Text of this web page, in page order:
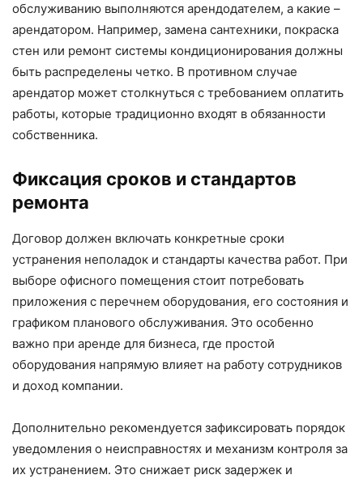
обслуживанию выполняются арендодателем, а какие –
арендатором. Например, замена сантехники, покраска
стен или ремонт системы кондиционирования должны
быть распределены четко. В противном случае
арендатор может столкнуться с требованием оплатить
работы, которые традиционно входят в обязанности
собственника.
Фиксация сроков и стандартов
ремонта
Договор должен включать конкретные сроки
устранения неполадок и стандарты качества работ. При
выборе офисного помещения стоит потребовать
приложения с перечнем оборудования, его состояния и
графиком планового обслуживания. Это особенно
важно при аренде для бизнеса, где простой
оборудования напрямую влияет на работу сотрудников
и доход компании.
Дополнительно рекомендуется зафиксировать порядок
уведомления о неисправностях и механизм контроля за
их устранением. Это снижает риск задержек и